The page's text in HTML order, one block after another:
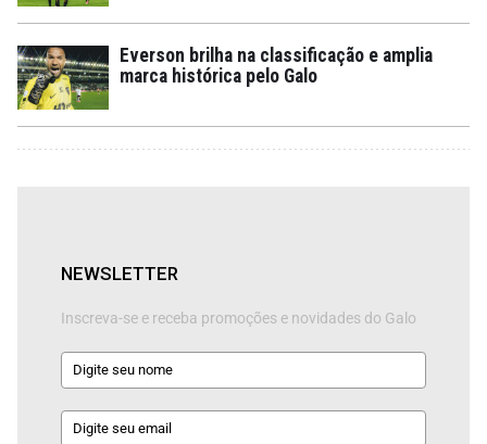
Everson brilha na classificação e amplia
marca histórica pelo Galo
NEWSLETTER
Inscreva-se e receba promoções e novidades do Galo